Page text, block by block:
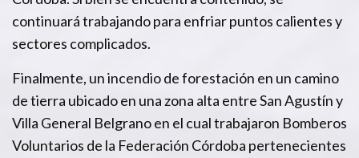
continuará trabajando para enfriar puntos calientes y
sectores complicados.
Finalmente, un incendio de forestación en un camino
de tierra ubicado en una zona alta entre San Agustín y
Villa General Belgrano en el cual trabajaron Bomberos
Voluntarios de la Federación Córdoba pertenecientes